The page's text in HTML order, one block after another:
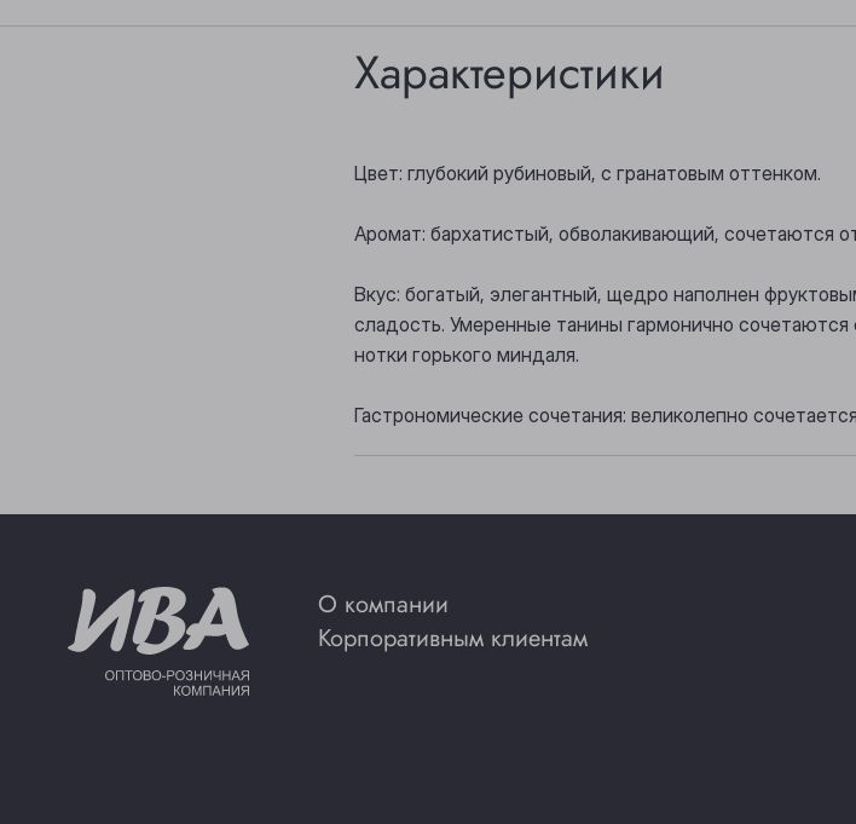
Характеристики
Цвет: глубокий рубиновый, с гранатовым оттенком.
Аромат: бархатистый, обволакивающий, сочетаются
Вкус: богатый, элегантный, щедро наполнен
сладость. Умеренные танины гармонично
нотки горького миндаля.
Гастрономические сочетания: великолепно
О компании
Корпоративным клиентам